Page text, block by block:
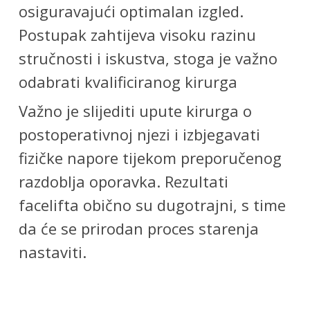
osiguravajući optimalan izgled.
Postupak zahtijeva visoku razinu
stručnosti i iskustva, stoga je važno
odabrati kvalificiranog kirurga
Važno je slijediti upute kirurga o
postoperativnoj njezi i izbjegavati
fizičke napore tijekom preporučenog
razdoblja oporavka. Rezultati
facelifta obično su dugotrajni, s time
da će se prirodan proces starenja
nastaviti.